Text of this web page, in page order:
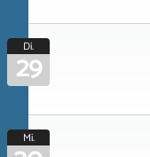
Di.
29
Mi.